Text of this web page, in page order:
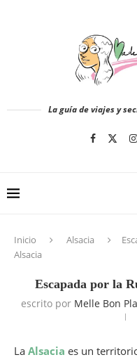
La guía de viajes y
Inicio Alsacia
Alsacia
Escapada por la
escrito por Melle Bon
La Alsacia es un